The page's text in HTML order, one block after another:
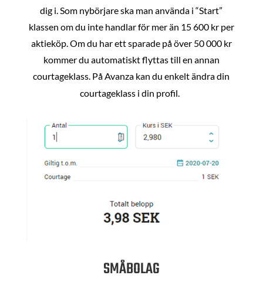
dig i. Som nybörjare ska man använda i “Start”
klassen om du inte handlar för mer än 15 600 kr per
aktieköp. Om du har ett sparade på över 50 000 kr
kommer du automatiskt flyttas till en annan
courtageklass. På Avanza kan du enkelt ändra din
courtageklass i din profil.
SMÅBOLAG